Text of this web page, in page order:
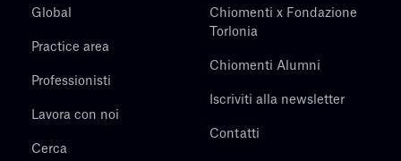
Global
Practice area
Professionisti
Lavora con noi
Cerca
Chiomenti x Fondazione
Torlonia
Chiomenti Alumni
Iscriviti alla newsletter
Contatti